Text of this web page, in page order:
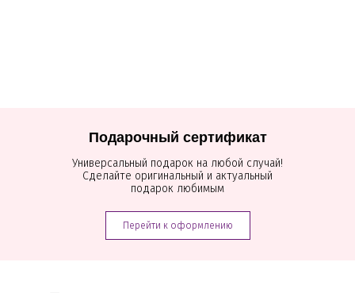
Подарочный сертификат
Универсальный подарок на любой случай!
Сделайте оригинальный и актуальный
подарок любимым
Перейти к оформлению